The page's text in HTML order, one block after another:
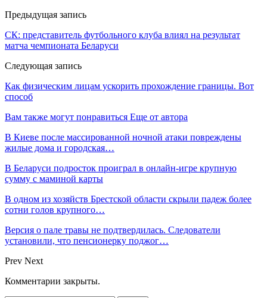
Предыдущая запись
СК: представитель футбольного клуба влиял на результат
матча чемпионата Беларуси
Следующая запись
Как физическим лицам ускорить прохождение границы. Вот
способ
Вам также могут понравиться Еще от автора
В Киеве после массированной ночной атаки повреждены
жилые дома и городская…
В Беларуси подросток проиграл в онлайн-игре крупную
сумму с маминой карты
В одном из хозяйств Брестской области скрыли падеж более
сотни голов крупного…
Версия о пале травы не подтвердилась. Следователи
установили, что пенсионерку поджог…
Prev Next
Комментарии закрыты.